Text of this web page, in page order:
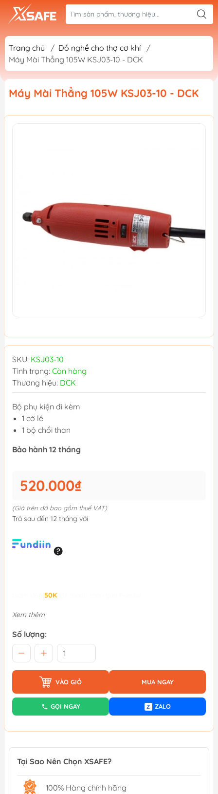
Trang chủ / Đồ nghề cho thợ cơ khí
/
Máy Mài Thẳng 105W KSJ03-10 - DCK
Máy Mài Thẳng 105W KSJ03-10 - DCK
SKU: KSJ03-10
Tình trạng: Còn hàng
Thương hiệu: DCK
Bộ phụ kiện đi kèm
1 cờ lê
1 bộ chổi than
Bảo hành 12 tháng
520.000₫
(Giá trên đã bao gồm thuế VAT)
Trả sau đến 12 tháng với
50K
Xem thêm
Số lượng:
VÀO GIỎ MUA NGAY
GỌI NGAY Z ZALO
Tại Sao Nên Chọn XSAFE?
100% Hàng chính hãng